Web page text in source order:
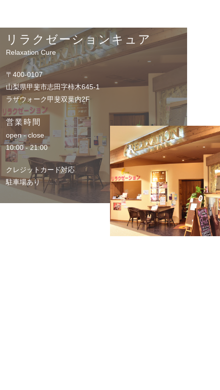
リラクゼーションキュア
Relaxation Cure
〒400-0107
山梨県甲斐市志田字柿木645-1
ラザウォーク甲斐双葉内2F
営業時間
open - close
10:00 - 21:00
クレジットカード対応
駐車場あり